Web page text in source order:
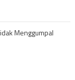
Menggumpal